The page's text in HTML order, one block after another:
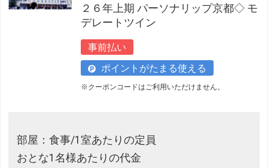
２６年上期 パーソナリップ京都◇ モ
デレートツイン
事前払い
ポイントがたまる使える
※クーポンコードはご利用いただけません。
部屋：食事/1室あたりの定員
おとな1名様あたりの代金